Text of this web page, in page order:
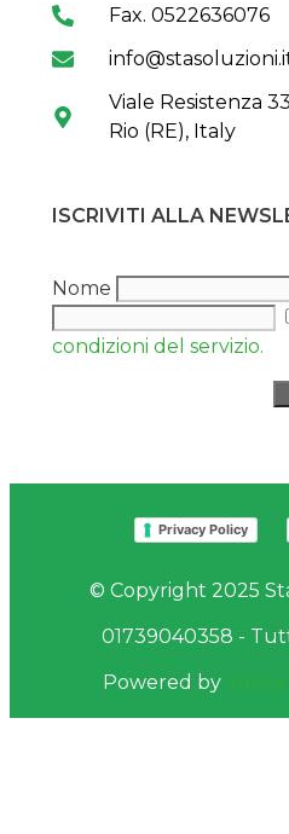
Fax. 0522636076
Viale Resistenza
Rio (RE), Italy
ISCRIVITI ALLA
Nome
condizioni del servizio.
Privacy Policy
© Copyright 2025
01739040358 -
Powered by